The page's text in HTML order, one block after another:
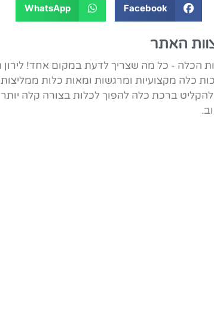
Facebook
WhatsApp
האתר
כלה מקצועיות ומרגשות ומאות כלות
ברכת כלה להפוך לכלות בצורה קלה